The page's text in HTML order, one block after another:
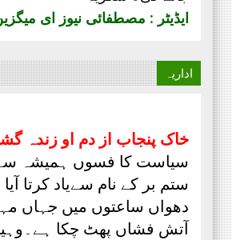
ایڈیٹر : مصطفائی نیوز ای
اداریہ
خاک پنجاب از دم او زندہ
سیاست کا فسوں ہمیشہ
ستم بر کے نام سےیاد کرتا
دھواں ساعتوں میں جہاں
آتش فشاں پھٹ چکا